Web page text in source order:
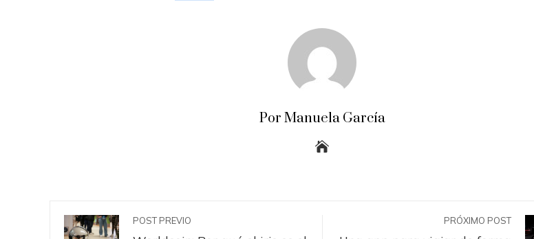
Por Manuela García
POST PREVIO PRÓXIMO POST